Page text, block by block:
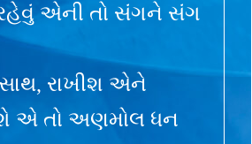
એની તો સંગને સંગ
રાખીશ એને
એ તો અણમોલ ધન